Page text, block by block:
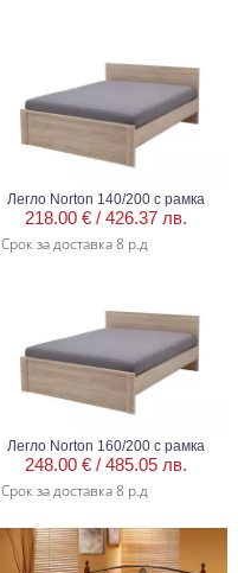
Легло Norton 140/200 с рамка
218.00 € / 426.37 лв.
Срок за доставка 8 р.д
Легло Norton 160/200 с рамка
248.00 € / 485.05 лв.
Срок за доставка 8 р.д